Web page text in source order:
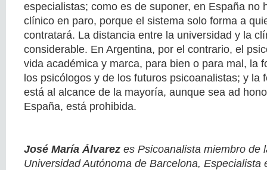
especialistas; como es de suponer, en España no
clínico en paro, porque el sistema solo forma a
contratará. La distancia entre la universidad y la
considerable. En Argentina, por el contrario, el
vida académica y marca, para bien o para mal, la
los psicólogos y de los futuros psicoanalistas; y la
está al alcance de la mayoría, aunque sea ad
España, está prohibida.
José María Álvarez es Psicoanalista miembro de
Universidad Autónoma de Barcelona, Especialista